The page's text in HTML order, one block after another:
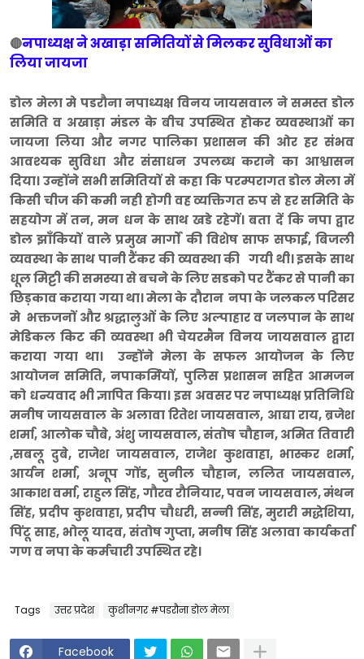
🔴नपाध्यक्ष ने अखाड़ा समितियों से मिलकर सुविधाओं का
लिया जायजा
डोल मेला मे पडरौना नपाध्यक्ष विनय जायसवाल ने समस्त डोल
समिति व अखाड़ा मंडल के बीच उपस्थित होकर व्यवस्थाओं का
जायजा लिया और नगर पालिका प्रशासन की ओर हर संभव
आवश्यक सुविधा और संसाधन उपलब्ध कराने का आश्वासन
दिया। उन्होंने सभी समितियों से कहा कि परम्परागत डोल मेला में
किसी चीज की कमी नही होगी वह व्यक्तिगत रुप से हर समिति के
सहयोग में तन, मन धन के साथ खडे रहेगें। बता दें कि नपा द्वार
डोल झाँकियों वाले प्रमुख मार्गों की विशेष साफ सफाई, बिजली
व्यवस्था के साथ पानी टैंकर की व्यवस्था की गयी थी। इसके साथ
धूल मिट्टी की समस्या से बचने के लिए सडको पर टैंकर से पानी का
छिड़काव कराया गया था। मेला के दौरान नपा के जलकल परिसर
मे भक्तजनों और श्रद्धालुओं के लिए अल्पाहार व जलपान के साथ
मेडिकल किट की व्यवस्था भी चेयरमैन विनय जायसवाल द्वारा
कराया गया था। उन्होंने मेला के सफल आयोजन के लिए
आयोजन समिति, नपाकर्मियों, पुलिस प्रशासन सहित आमजन
को धन्यवाद भी ज्ञापित किया। इस अवसर पर नपाध्यक्ष प्रतिनिधि
मनीष जायसवाल के अलावा रितेश जायसवाल, आद्या राय, ब्रजेश
शर्मा, आलोक चौबे, अंशु जायसवाल, संतोष चौहान, अमित तिवारी
,सबलू दुबे, राजेश जायसवाल, राजेश कुशवाहा, भास्कर शर्मा,
आर्यन शर्मा, अनूप गोंड, सुनील चौहान, ललित जायसवाल,
आकाश वर्मा, राहुल सिंह, गौरव रौनियार, पवन जायसवाल, मंथन
सिंह, प्रदीप कुशवाहा, प्रदीप चौधरी, सन्नी सिंह, मुरारी मद्धेशिया,
पिंटू साह, भोलू यादव, संतोष गुप्ता, मनीष सिंह अलावा कार्यकर्ता
गण व नपा के कर्मचारी उपस्थित रहे।
Tags उत्तर प्रदेश कुशीनगर #पडरौना डोल मेला
Facebook